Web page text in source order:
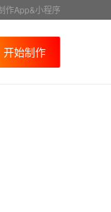
作App&小程序
开始制作